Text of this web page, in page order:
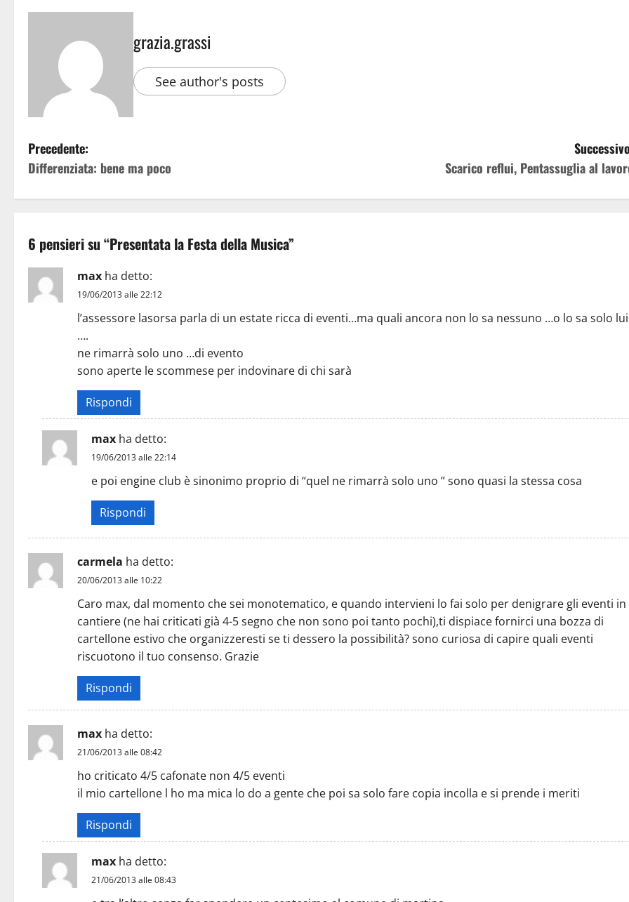
grazia.grassi
See author's posts
Precedente:
Differenziata: bene ma poco
Scarico reflui, Pentassuglia al
6 pensieri su “Presentata la Festa della Musica”
max ha detto:
19/06/2013 alle 22:12
l’assessore lasorsa parla di un estate ricca di eventi…ma quali ancora non lo sa nessuno …o lo sa solo lui
….
ne rimarrà solo uno …di evento
sono aperte le scommese per indovinare di chi sarà
Rispondi
max ha detto:
19/06/2013 alle 22:14
e poi engine club è sinonimo proprio di “quel ne rimarrà solo uno ” sono quasi la stessa cosa
Rispondi
carmela ha detto:
20/06/2013 alle 10:22
Caro max, dal momento che sei monotematico, e quando intervieni lo fai solo per denigrare gli eventi in
cantiere (ne hai criticati già 4-5 segno che non sono poi tanto pochi),ti dispiace fornirci una bozza di
cartellone estivo che organizzeresti se ti dessero la possibilità? sono curiosa di capire quali eventi
riscuotono il tuo consenso. Grazie
Rispondi
max ha detto:
21/06/2013 alle 08:42
ho criticato 4/5 cafonate non 4/5 eventi
il mio cartellone l ho ma mica lo do a gente che poi sa solo fare copia incolla e si prende i meriti
Rispondi
max ha detto:
21/06/2013 alle 08:43